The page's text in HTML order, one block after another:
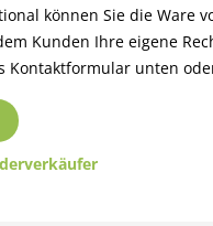
können Sie die Ware
Kunden Ihre eigene
Kontaktformular unten